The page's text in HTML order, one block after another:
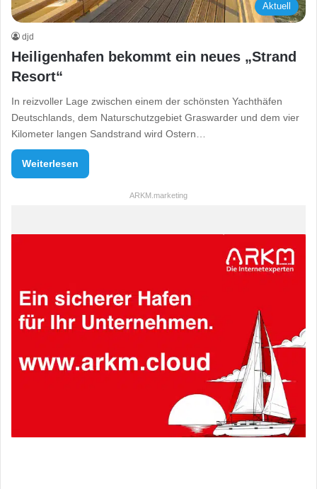
Aktuell
djd
Heiligenhafen bekommt ein neues „Strand
Resort“
In reizvoller Lage zwischen einem der schönsten Yachthäfen
Deutschlands, dem Naturschutzgebiet Graswarder und dem vier
Kilometer langen Sandstrand wird Ostern…
Weiterlesen
ARKM.marketing